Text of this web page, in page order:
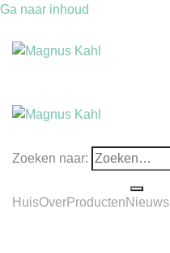
Ga naar inhoud
Zoeken naar:
HuisOverProductenNieuws